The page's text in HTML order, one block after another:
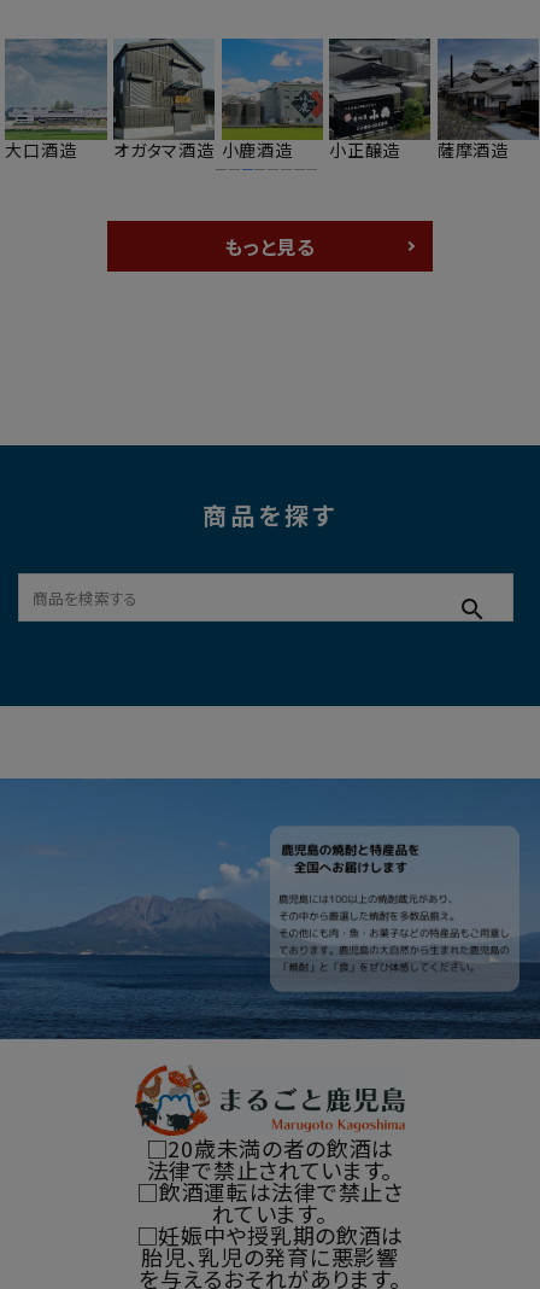
大口酒造 オガタマ酒造 小鹿酒造 小正醸造 薩摩酒造
もっと見る
商品を探す
search
□20歳未満の者の飲酒は
法律で禁止されています。
□飲酒運転は法律で禁止さ
れています。
□妊娠中や授乳期の飲酒は
胎児、乳児の発育に悪影響
を与えるおそれがあります。